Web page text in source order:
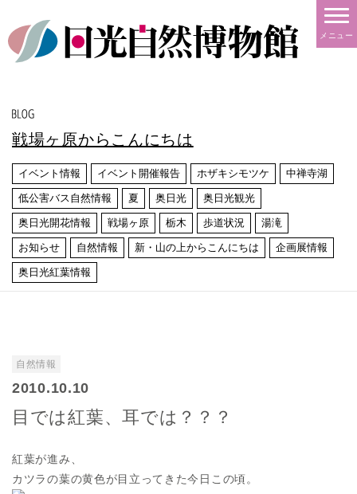
メニュー
戦場ヶ原からこんにちは
イベント情報 イベント開催報告 ホザキシモツケ 中禅寺湖
低公害バス自然情報 夏 奥日光 奥日光観光
奥日光開花情報 戦場ヶ原 栃木 歩道状況 湯滝
お知らせ 自然情報 新・山の上からこんにちは 企画展情報
奥日光紅葉情報
自然情報
2010.10.10
目では紅葉、耳では？？？
紅葉が進み、
カツラの葉の黄色が目立ってきた今日この頃。